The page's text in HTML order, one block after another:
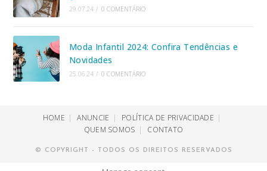
29.07.24 / 0 COMENTÁRIO
Moda Infantil 2024: Confira Tendências e
Novidades
25.06.24 / 0 COMENTÁRIO
HOME ANUNCIE
POLÍTICA DE PRIVACIDADE
QUEM SOMOS
CONTATO
© COPYRIGHT - TODOS OS DIREITOS RESERVADOS